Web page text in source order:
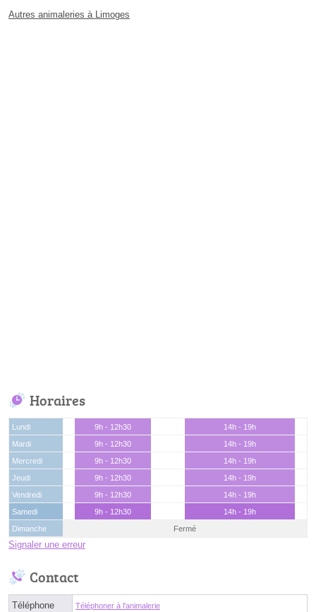
Autres animaleries à Limoges
Horaires
Lundi 9h - 12h30
14h - 19h
Mardi
9h - 12h30
14h - 19h
Mercredi
9h - 12h30
14h - 19h
Jeudi
9h - 12h30
14h - 19h
Vendredi
9h - 12h30
14h - 19h
Samedi
9h - 12h30
14h - 19h
Dimanche
Fermé
Signaler une erreur
Contact
Téléphone Téléphoner à l'animalerie